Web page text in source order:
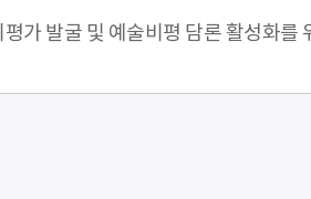
가 발굴 및 예술비평 담론 활성화